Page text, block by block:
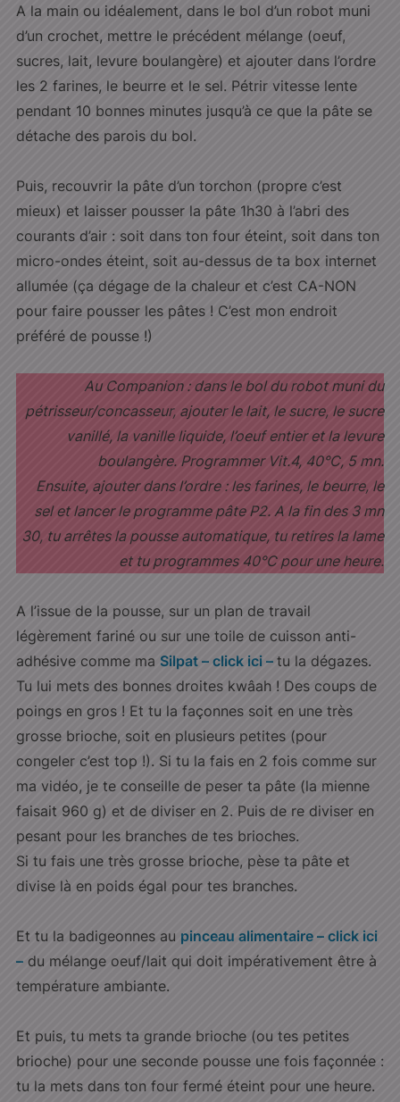
A la main ou idéalement, dans le bol d’un robot muni
d’un crochet, mettre le précédent mélange (oeuf,
sucres, lait, levure boulangère) et ajouter dans l’ordre
les 2 farines, le beurre et le sel. Pétrir vitesse lente
pendant 10 bonnes minutes jusqu’à ce que la pâte se
détache des parois du bol.
Puis, recouvrir la pâte d’un torchon (propre c’est
mieux) et laisser pousser la pâte 1h30 à l’abri des
courants d’air : soit dans ton four éteint, soit dans ton
micro-ondes éteint, soit au-dessus de ta box internet
allumée (ça dégage de la chaleur et c’est CA-NON
pour faire pousser les pâtes ! C’est mon endroit
préféré de pousse !)
Au Companion : dans le bol du robot muni du
pétrisseur/concasseur, ajouter le lait, le sucre, le sucre
vanillé, la vanille liquide, l’oeuf entier et la levure
boulangère. Programmer Vit.4, 40°C, 5 mn.
Ensuite, ajouter dans l’ordre : les farines, le beurre, le
sel et lancer le programme pâte P2. A la fin des 3 mn
30, tu arrêtes la pousse automatique, tu retires la lame
et tu programmes 40°C pour une heure.
A l’issue de la pousse, sur un plan de travail
légèrement fariné ou sur une toile de cuisson anti-
adhésive comme ma Silpat – click ici – tu la dégazes.
Tu lui mets des bonnes droites kwâah ! Des coups de
poings en gros ! Et tu la façonnes soit en une très
grosse brioche, soit en plusieurs petites (pour
congeler c’est top !). Si tu la fais en 2 fois comme sur
ma vidéo, je te conseille de peser ta pâte (la mienne
faisait 960 g) et de diviser en 2. Puis de re diviser en
pesant pour les branches de tes brioches.
Si tu fais une très grosse brioche, pèse ta pâte et
divise là en poids égal pour tes branches.
Et tu la badigeonnes au pinceau alimentaire – click ici
–du mélange oeuf/lait qui doit impérativement être à
température ambiante.
Et puis, tu mets ta grande brioche (ou tes petites
brioche) pour une seconde pousse une fois façonnée :
tu la mets dans ton four fermé éteint pour une heure.